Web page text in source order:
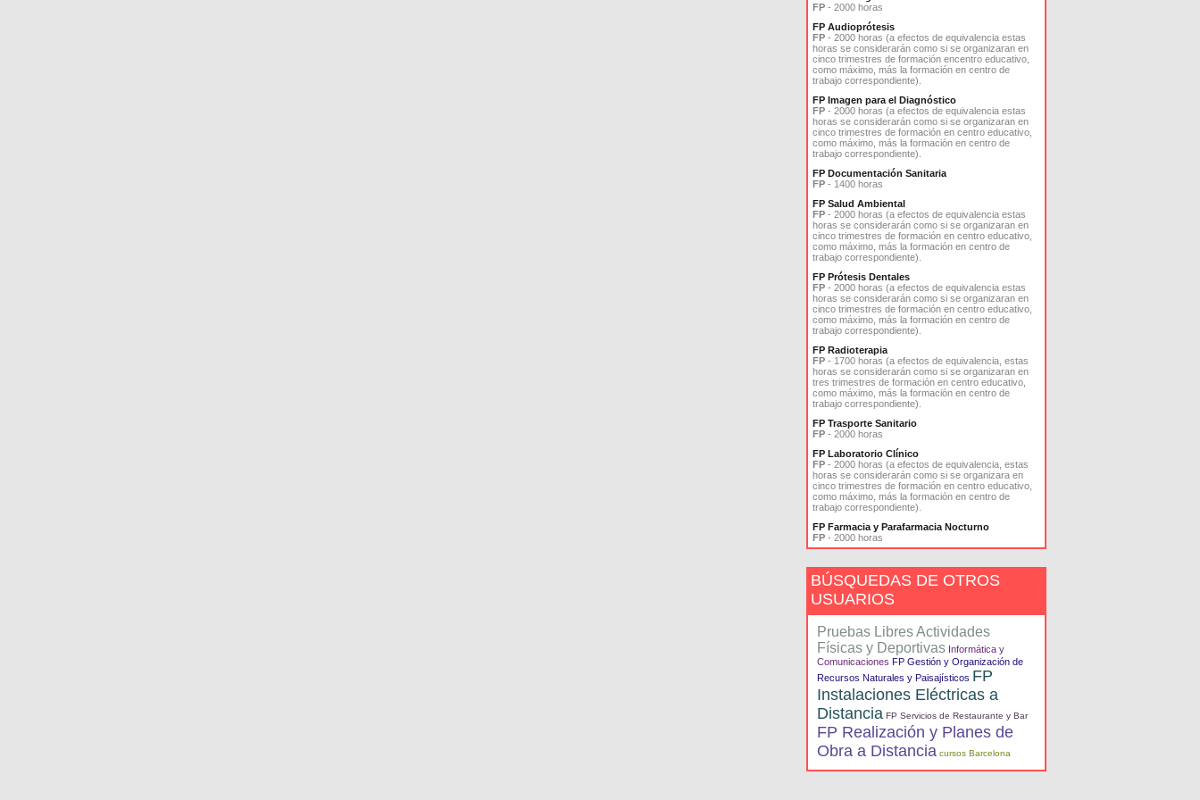
FP - 2000 horas
FP Audioprótesis
FP - 2000 horas (a efectos de equivalencia estas
horas se considerarán como si se organizaran en
cinco trimestres de formación encentro educativo,
como máximo, más la formación en centro de
trabajo correspondiente).
FP Imagen para el Diagnóstico
FP - 2000 horas (a efectos de equivalencia estas
horas se considerarán como si se organizaran en
cinco trimestres de formación en centro educativo,
como máximo, más la formación en centro de
trabajo correspondiente).
FP Documentación Sanitaria
FP - 1400 horas
FP Salud Ambiental
FP - 2000 horas (a efectos de equivalencia estas
horas se considerarán como si se organizaran en
cinco trimestres de formación en centro educativo,
como máximo, más la formación en centro de
trabajo correspondiente).
FP Prótesis Dentales
FP - 2000 horas (a efectos de equivalencia estas
horas se considerarán como si se organizaran en
cinco trimestres de formación en centro educativo,
como máximo, más la formación en centro de
trabajo correspondiente).
FP Radioterapia
FP - 1700 horas (a efectos de equivalencia, estas
horas se considerarán como si se organizaran en
tres trimestres de formación en centro educativo,
como máximo, más la formación en centro de
trabajo correspondiente).
FP Trasporte Sanitario
FP - 2000 horas
FP Laboratorio Clínico
FP - 2000 horas (a efectos de equivalencia, estas
horas se considerarán como si se organizara en
cinco trimestres de formación en centro educativo,
como máximo, más la formación en centro de
trabajo correspondiente).
FP Farmacia y Parafarmacia Nocturno
FP - 2000 horas
BÚSQUEDAS DE OTROS
USUARIOS
Pruebas Libres Actividades
Físicas y Deportivas Informática y
Comunicaciones FP Gestión y Organización de
Recursos Naturales y Paisajísticos FP
Instalaciones Eléctricas a
Distancia FP Servicios de Restaurante y Bar
FP Realización y Planes de
Obra a Distancia cursos Barcelona